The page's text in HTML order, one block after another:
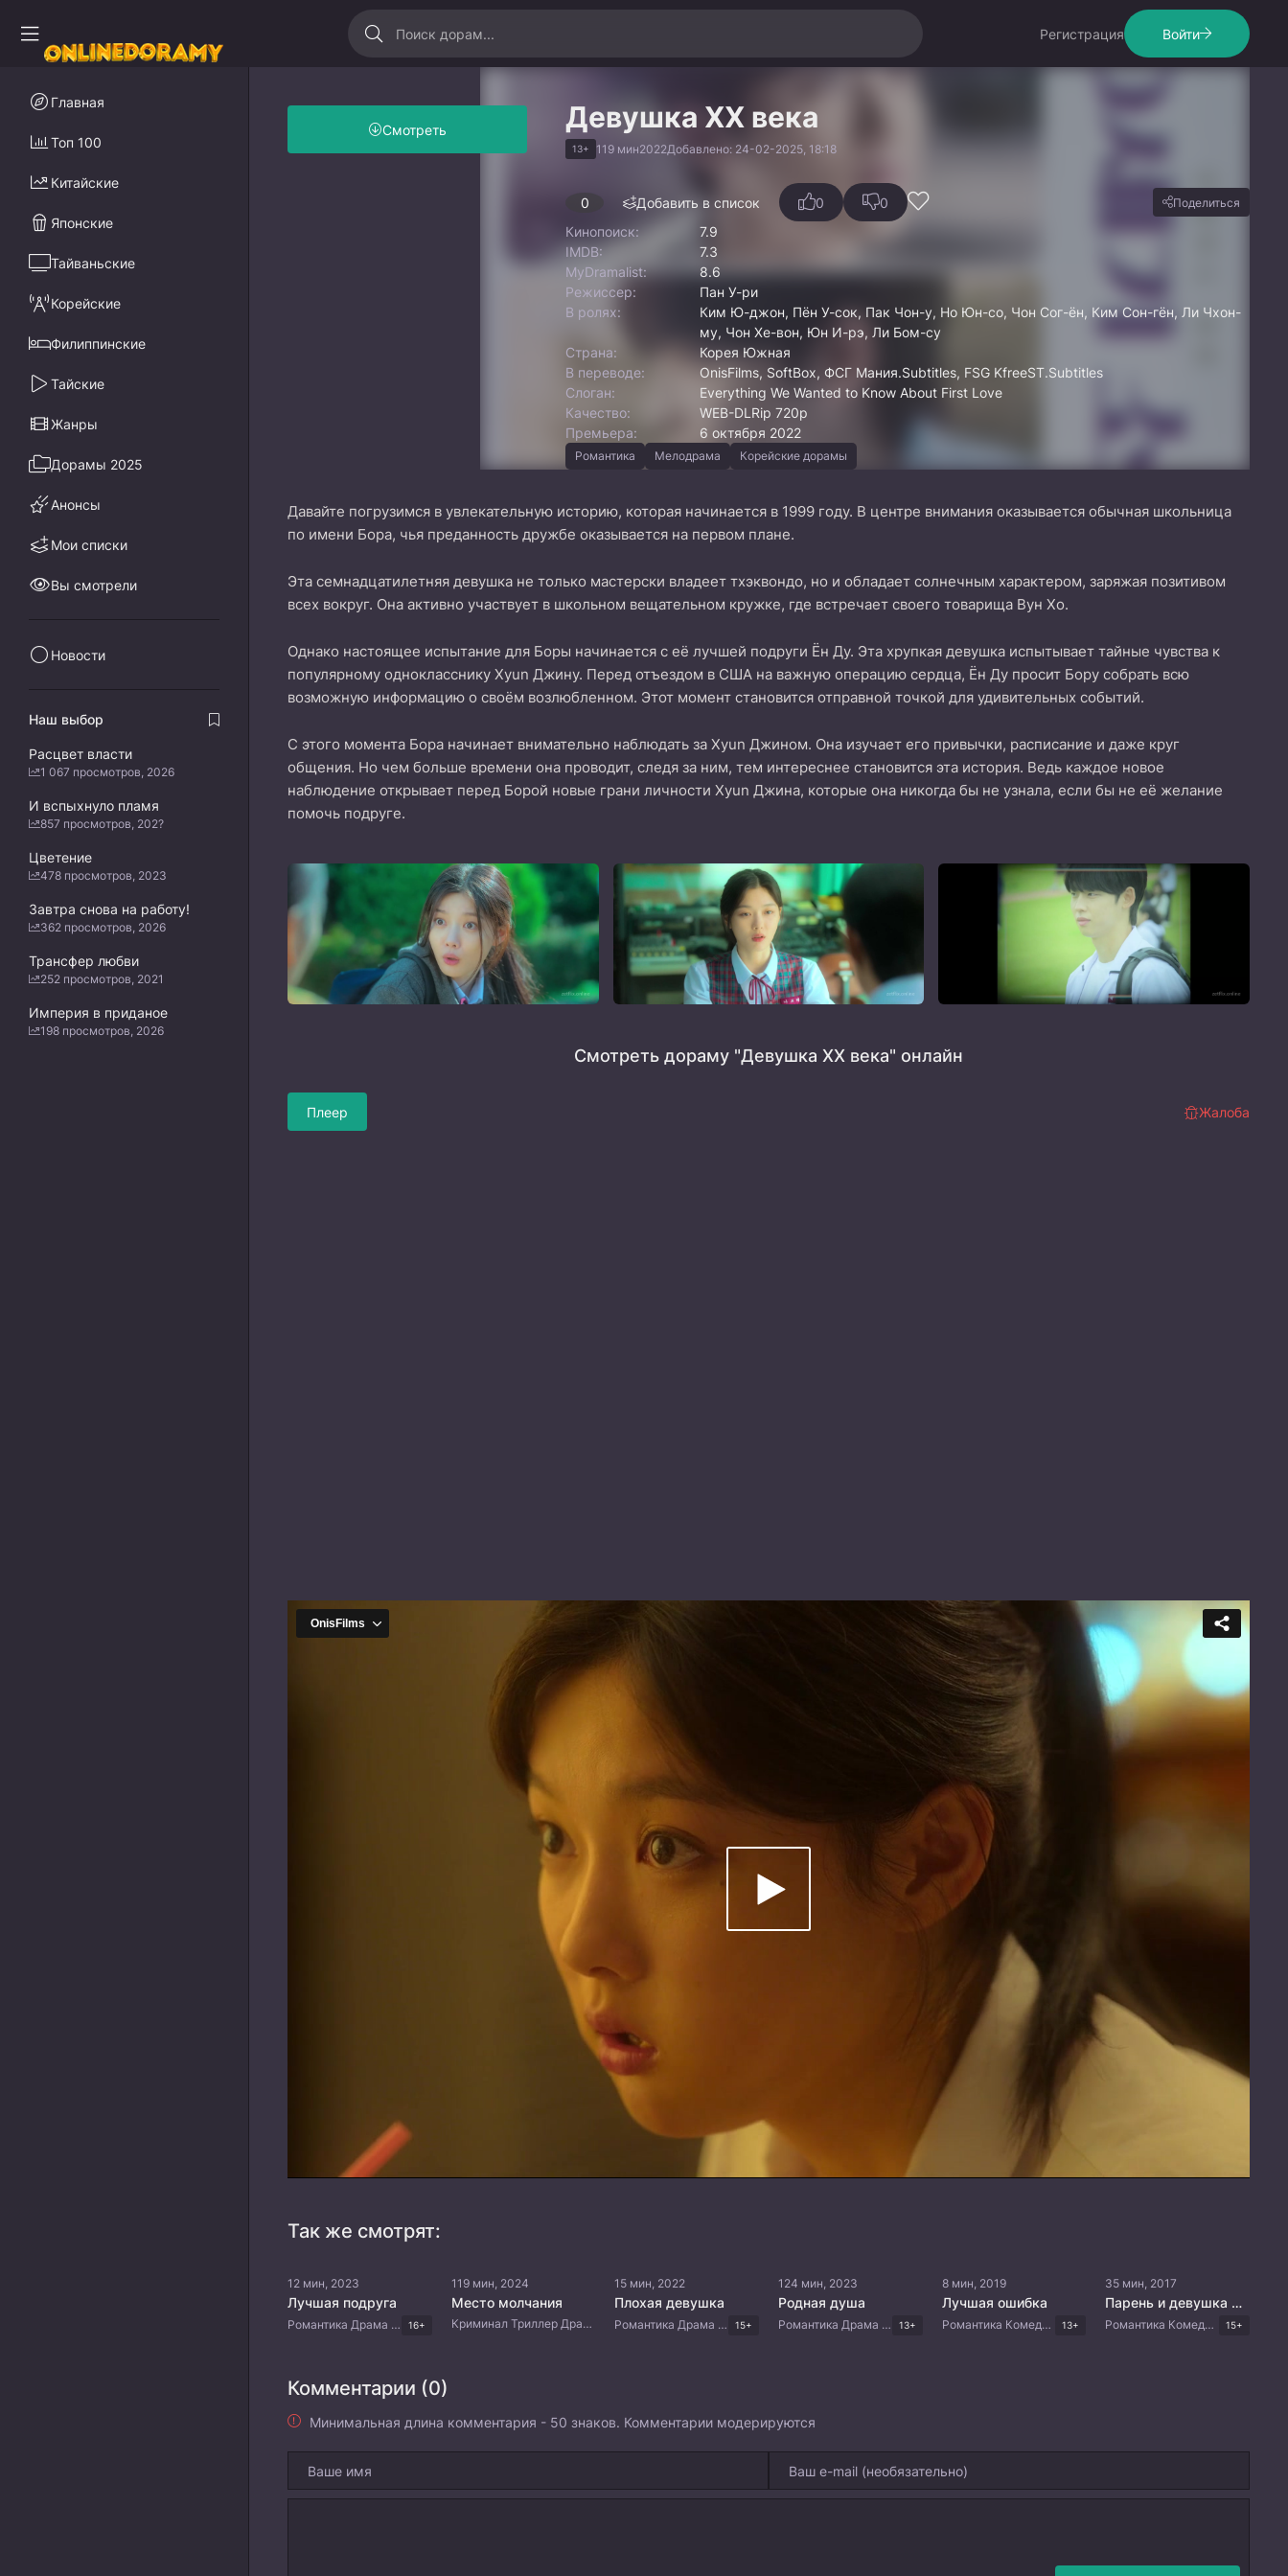
Регистрация Войти
Девушка XX века
13+ 119 мин2022Добавлено: 24-02-2025, 18:18
Смотреть
0 Добавить в список 0 0 Поделиться
Кинопоиск:
7.9
IMDB:
7.3
MyDramalist:
8.6
Режиссер:
Пан У-ри
В ролях:
Ким Ю-джон, Пён У-сок, Пак Чон-у, Но Юн-со, Чон Сог-ён, Ким Сон-гён, Ли Чхон-
му, Чон Хе-вон, Юн И-рэ, Ли Бом-су
Страна:
Корея Южная
В переводе:
OnisFilms, SoftBox, ФСГ Мания.Subtitles, FSG KfreeST.Subtitles
Слоган:
Everything We Wanted to Know About First Love
Качество:
WEB-DLRip 720p
Премьера:
6 октября 2022
Романтика Мелодрама Корейские дорамы
Давайте погрузимся в увлекательную историю, которая начинается в 1999 году. В центре внимания оказывается обычная школьница
по имени Бора, чья преданность дружбе оказывается на первом плане.
Эта семнадцатилетняя девушка не только мастерски владеет тхэквондо, но и обладает солнечным характером, заряжая позитивом
всех вокруг. Она активно участвует в школьном вещательном кружке, где встречает своего товарища Вун Хо.
Однако настоящее испытание для Боры начинается с её лучшей подруги Ён Ду. Эта хрупкая девушка испытывает тайные чувства к
популярному однокласснику Хyun Джину. Перед отъездом в США на важную операцию сердца, Ён Ду просит Бору собрать всю
возможную информацию о своём возлюбленном. Этот момент становится отправной точкой для удивительных событий.
С этого момента Бора начинает внимательно наблюдать за Хyun Джином. Она изучает его привычки, расписание и даже круг
общения. Но чем больше времени она проводит, следя за ним, тем интереснее становится эта история. Ведь каждое новое
наблюдение открывает перед Борой новые грани личности Хyun Джина, которые она никогда бы не узнала, если бы не её желание
помочь подруге.
Смотреть дораму "Девушка XX века" онлайн
Плеер Жалоба
Так же смотрят:
12 мин, 2023
Лучшая подруга
Романтика Драма Китайские дорамы 16+
119 мин, 2024
Место молчания
Криминал Триллер Драма Китайские дорамы
15 мин, 2022
Плохая девушка
Романтика Драма Корейские дорамы 15+
124 мин, 2023
Родная душа
Романтика Драма Корейские дорамы 13+
8 мин, 2019
Лучшая ошибка
Романтика Комедия Драма Корейские дорамы 13+
35 мин, 2017
Парень и девушка XX века
Романтика Комедия Корейские дорамы 15+
Комментарии (0)
Минимальная длина комментария - 50 знаков. Комментарии модерируются
Главная
Топ 100
Китайские
Японские
Тайваньские
Корейские
Филиппинские
Тайские
Жанры
Дорамы 2025
Анонсы
Мои списки
Вы смотрели
Новости
Наш выбор
Расцвет власти
1 067 просмотров, 2026
И вспыхнуло пламя
857 просмотров, 202?
Цветение
478 просмотров, 2023
Завтра снова на работу!
362 просмотров, 2026
Трансфер любви
252 просмотров, 2021
Империя в приданое
198 просмотров, 2026